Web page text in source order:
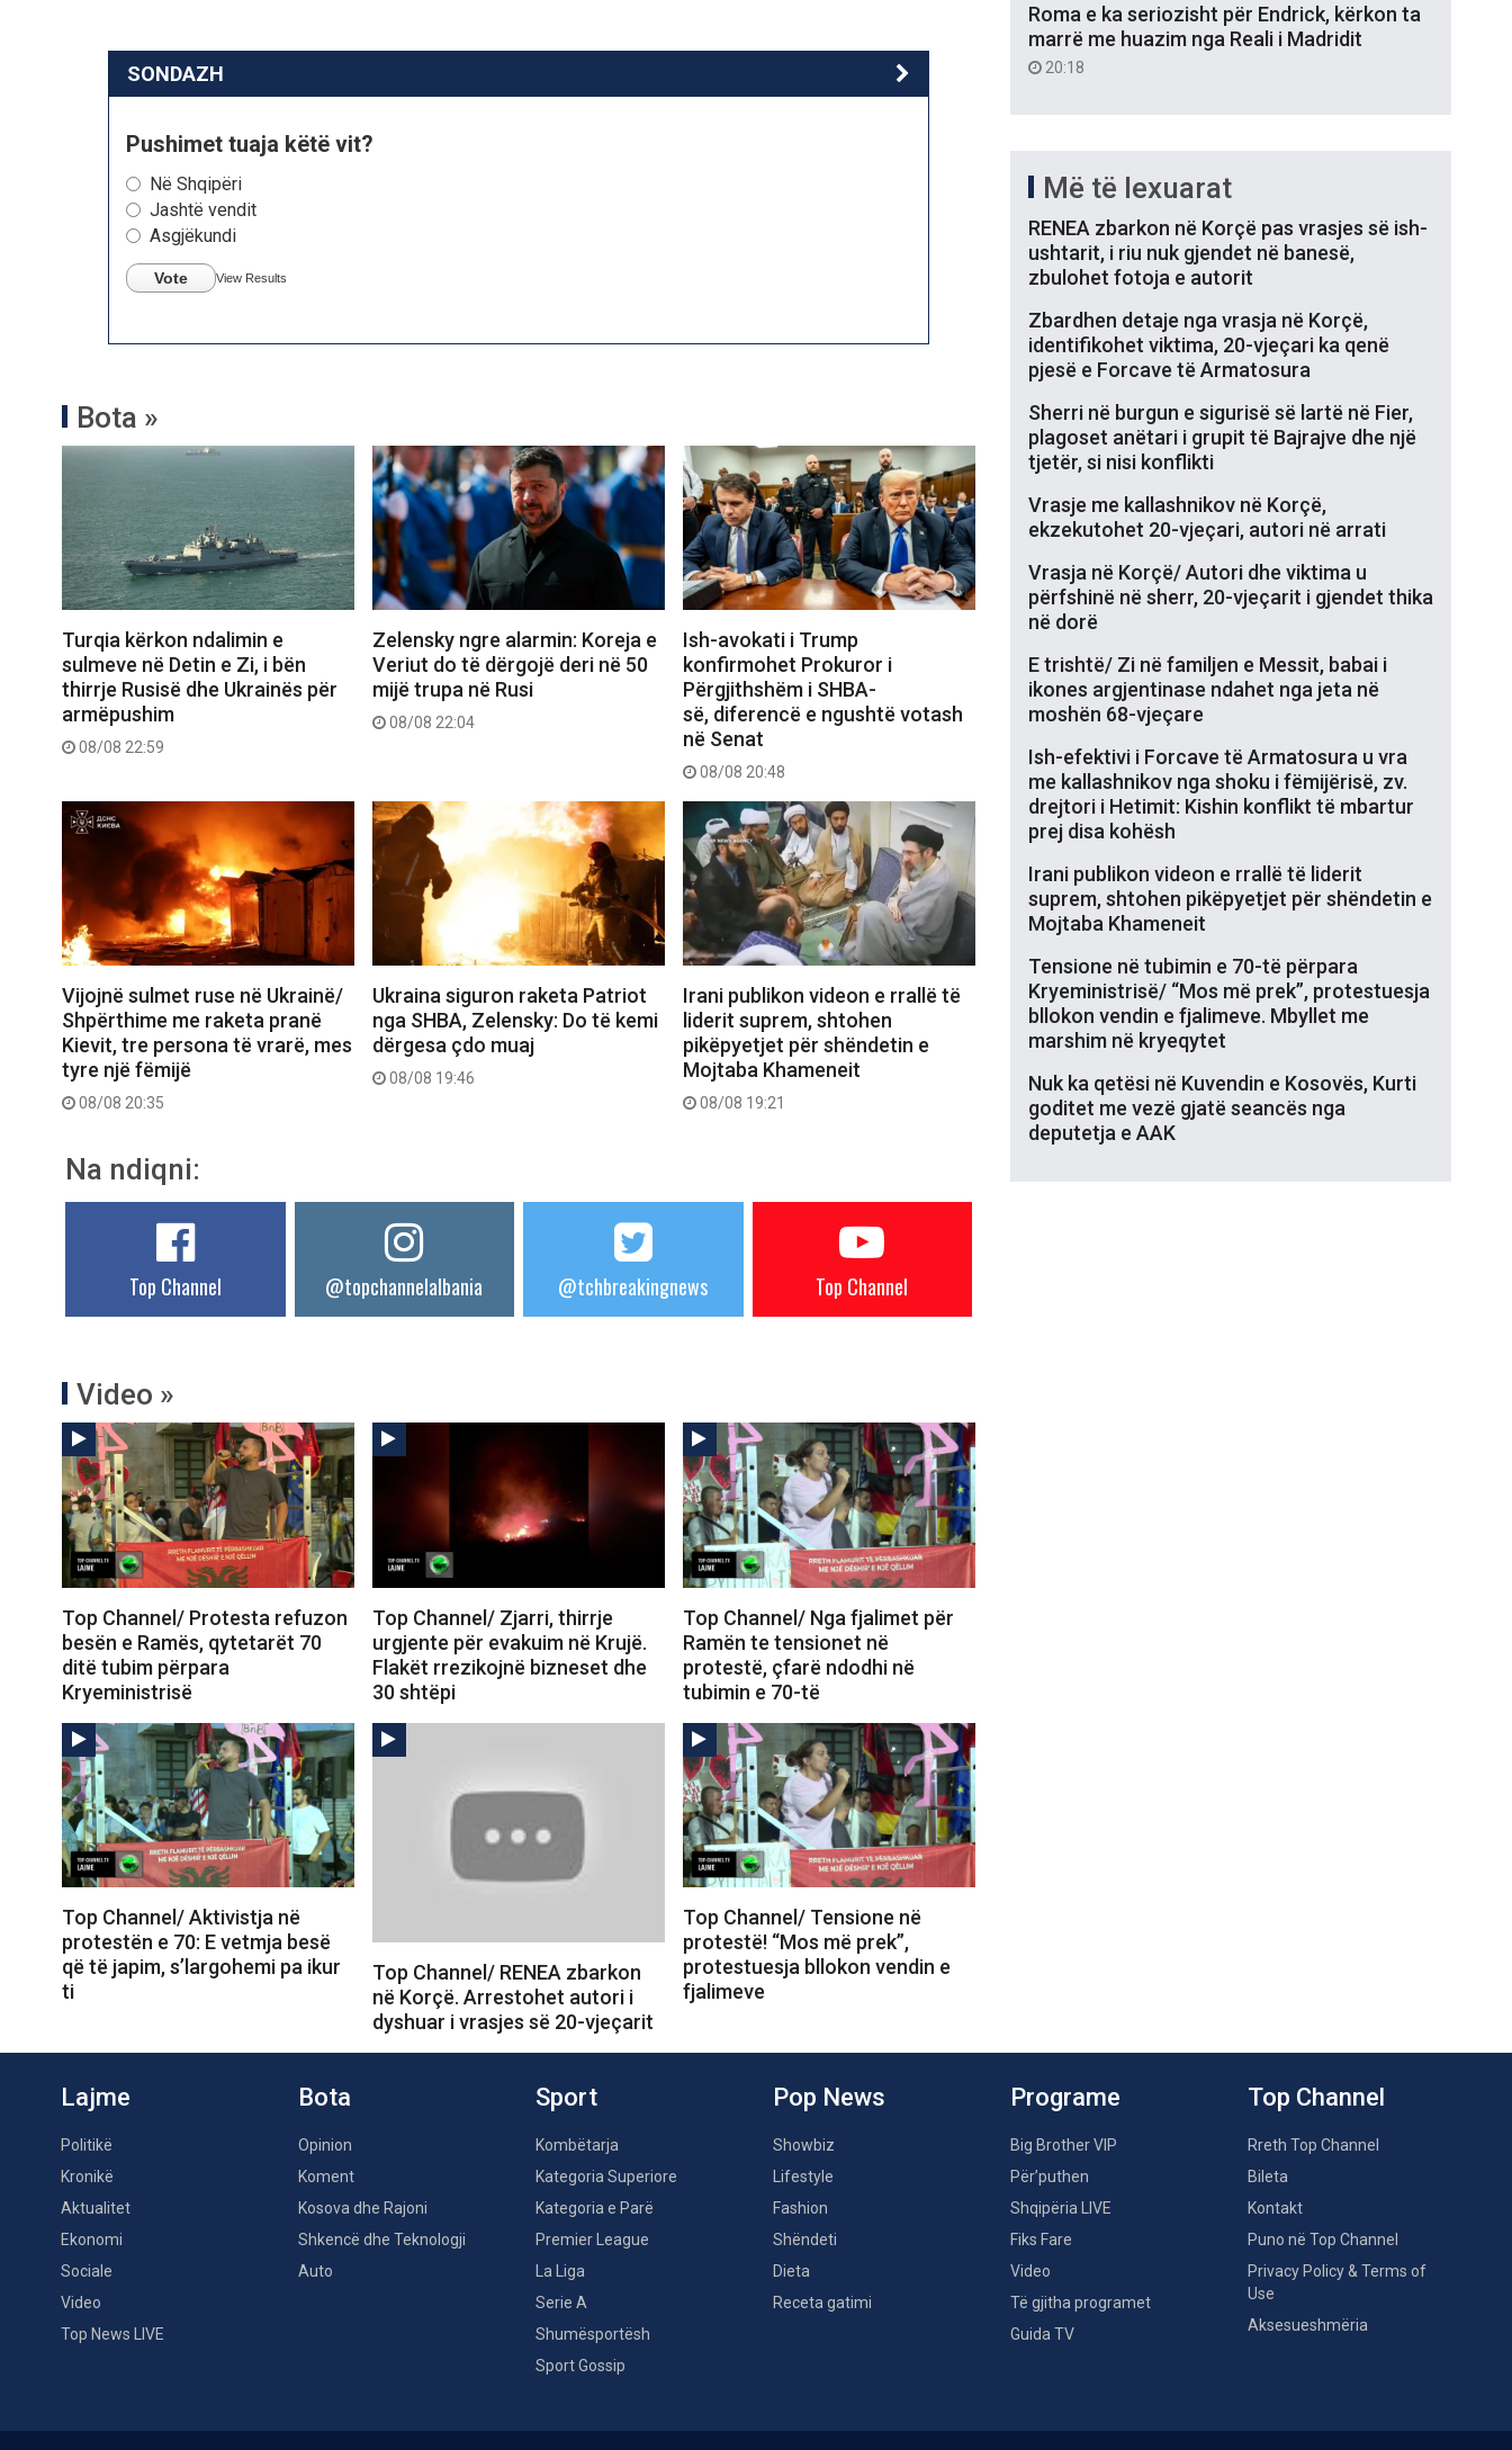
SONDAZH
Pushimet tuaja këtë vit?
Në Shqipëri
Jashtë vendit
Asgjëkundi
Vote View Results
Bota »
Turqia kërkon ndalimin e
sulmeve në Detin e Zi, i bën
thirrje Rusisë dhe Ukrainës për
armëpushim
08/08 22:59
Zelensky ngre alarmin: Koreja e
Veriut do të dërgojë deri në 50
mijë trupa në Rusi
08/08 22:04
Ish-avokati i Trump
konfirmohet Prokuror i
Përgjithshëm i SHBA-
së, diferencë e ngushtë votash
në Senat
08/08 20:48
Vijojnë sulmet ruse në Ukrainë/
Shpërthime me raketa pranë
Kievit, tre persona të vrarë, mes
tyre një fëmijë
08/08 20:35
Ukraina siguron raketa Patriot
nga SHBA, Zelensky: Do të kemi
dërgesa çdo muaj
08/08 19:46
Irani publikon videon e rrallë të
liderit suprem, shtohen
pikëpyetjet për shëndetin e
Mojtaba Khameneit
08/08 19:21
Na ndiqni:
Top Channel @topchannelalbania @tchbreakingnews Top Channel
Video »
Top Channel/ Protesta refuzon
besën e Ramës, qytetarët 70
ditë tubim përpara
Kryeministrisë
Top Channel/ Zjarri, thirrje
urgjente për evakuim në Krujë.
Flakët rrezikojnë bizneset dhe
30 shtëpi
Top Channel/ Nga fjalimet për
Ramën te tensionet në
protestë, çfarë ndodhi në
tubimin e 70-të
Top Channel/ Aktivistja në
protestën e 70: E vetmja besë
që të japim, s’largohemi pa ikur
ti
Top Channel/ RENEA zbarkon
në Korçë. Arrestohet autori i
dyshuar i vrasjes së 20-vjeçarit
Top Channel/ Tensione në
protestë! “Mos më prek”,
protestuesja bllokon vendin e
fjalimeve
Roma e ka seriozisht për Endrick, kërkon ta
marrë me huazim nga Reali i Madridit
20:18
Më të lexuarat
RENEA zbarkon në Korçë pas vrasjes së ish-
ushtarit, i riu nuk gjendet në banesë,
zbulohet fotoja e autorit
Zbardhen detaje nga vrasja në Korçë,
identifikohet viktima, 20-vjeçari ka qenë
pjesë e Forcave të Armatosura
Sherri në burgun e sigurisë së lartë në Fier,
plagoset anëtari i grupit të Bajrajve dhe një
tjetër, si nisi konflikti
Vrasje me kallashnikov në Korçë,
ekzekutohet 20-vjeçari, autori në arrati
Vrasja në Korçë/ Autori dhe viktima u
përfshinë në sherr, 20-vjeçarit i gjendet thika
në dorë
E trishtë/ Zi në familjen e Messit, babai i
ikones argjentinase ndahet nga jeta në
moshën 68-vjeçare
Ish-efektivi i Forcave të Armatosura u vra
me kallashnikov nga shoku i fëmijërisë, zv.
drejtori i Hetimit: Kishin konflikt të mbartur
prej disa kohësh
Irani publikon videon e rrallë të liderit
suprem, shtohen pikëpyetjet për shëndetin e
Mojtaba Khameneit
Tensione në tubimin e 70-të përpara
Kryeministrisë/ “Mos më prek”, protestuesja
bllokon vendin e fjalimeve. Mbyllet me
marshim në kryeqytet
Nuk ka qetësi në Kuvendin e Kosovës, Kurti
goditet me vezë gjatë seancës nga
deputetja e AAK
Lajme
Politikë
Kronikë
Aktualitet
Ekonomi
Sociale
Video
Top News LIVE
Bota
Opinion
Koment
Kosova dhe Rajoni
Shkencë dhe Teknologji
Auto
Sport
Kombëtarja
Kategoria Superiore
Kategoria e Parë
Premier League
La Liga
Serie A
Shumësportësh
Sport Gossip
Pop News
Showbiz
Lifestyle
Fashion
Shëndeti
Dieta
Receta gatimi
Programe
Big Brother VIP
Për’puthen
Shqipëria LIVE
Fiks Fare
Video
Të gjitha programet
Guida TV
Top Channel
Rreth Top Channel
Bileta
Kontakt
Puno në Top Channel
Privacy Policy & Terms of
Use
Aksesueshmëria